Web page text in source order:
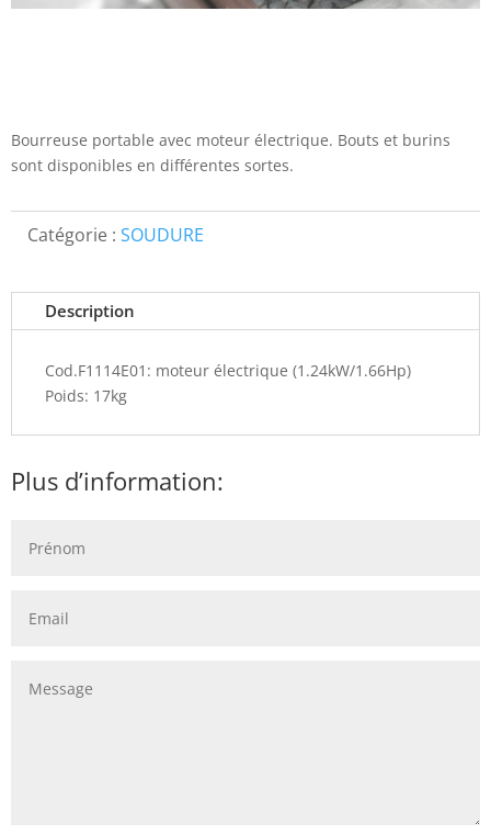
Bourreuse portable avec moteur électrique. Bouts et burins
sont disponibles en différentes sortes.
Catégorie : SOUDURE
Description
Cod.F1114E01: moteur électrique (1.24kW/1.66Hp)
Poids: 17kg
Plus d’information: